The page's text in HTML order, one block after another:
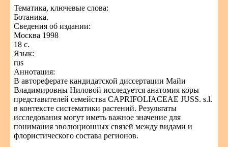
Тематика, ключевые слова:
Ботаника.
Сведения об издании:
Москва 1998
18 с.
Язык:
rus
Аннотация:
В автореферате кандидатской диссертации Майи
Владимировны Ниловой исследуется анатомия коры
представителей семейства CAPRIFOLIACEAE JUSS. s.l.
в контексте систематики растений. Результаты
исследования могут иметь важное значение для
понимания эволюционных связей между видами и
флористического состава регионов.